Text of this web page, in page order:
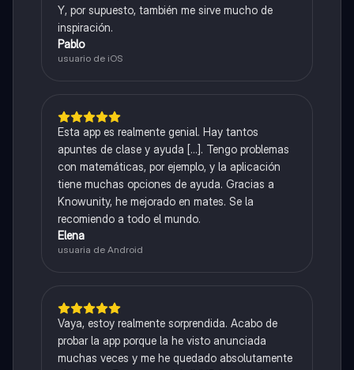
Y, por supuesto, también me sirve mucho de
inspiración.
Pablo
usuario de iOS
Esta app es realmente genial. Hay tantos
apuntes de clase y ayuda [...]. Tengo problemas
con matemáticas, por ejemplo, y la aplicación
tiene muchas opciones de ayuda. Gracias a
Knowunity, he mejorado en mates. Se la
recomiendo a todo el mundo.
Elena
usuaria de Android
Vaya, estoy realmente sorprendida. Acabo de
probar la app porque la he visto anunciada
muchas veces y me he quedado absolutamente